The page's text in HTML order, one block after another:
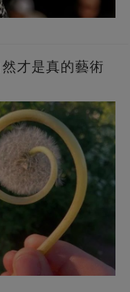
才是真的藝術